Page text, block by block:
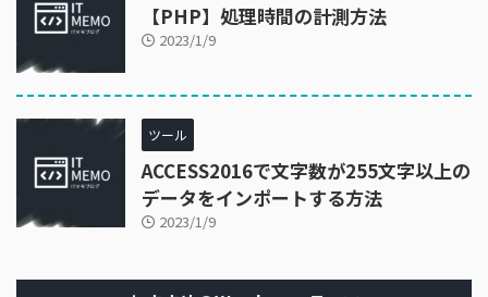
【PHP】処理時間の計測方法
2023/1/9
ツール
ACCESS2016で文字数が255文字以上の
データをインポートする方法
2023/1/9